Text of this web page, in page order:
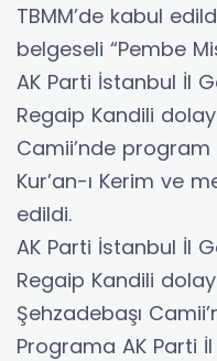
TBMM’de kabul
belgeseli “Pembe
AK Parti İstanbul İl
Regaip Kandili
Camii’nde
Kur’an-ı Kerim ve
edildi.
AK Parti İstanbul İl
Regaip Kandili
Şehzadebaşı
Programa AK Parti